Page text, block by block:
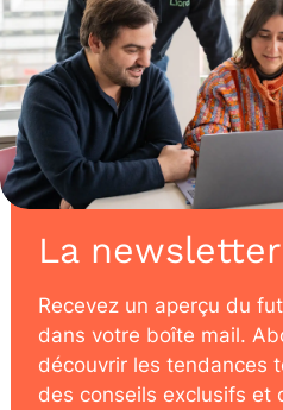
La
Recevez un aperçu du
dans votre boîte mail.
découvrir les tendances
des conseils exclusifs et